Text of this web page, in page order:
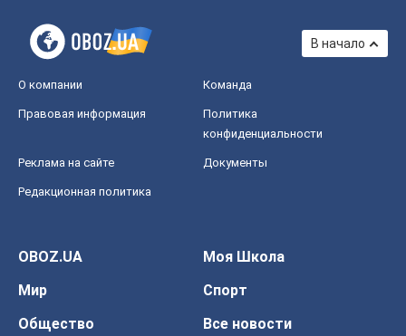
В начало
О компании Команда
Правовая информация
Политика
конфиденциальности
Реклама на сайте Документы
Редакционная политика
OBOZ.UA
Моя Школа
Мир
Спорт
Общество
Все новости